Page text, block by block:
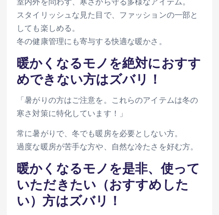
スタイリッシュな見た目で、ファッションの一部と
しても楽しめる。
冬の健康管理にも寄与する快適な暖かさ。
暖かくなるモノを絶対におすす
めできない方はズバリ！
「暑がりの方はご注意を。これらのアイテムは冬の
寒さ対策に特化しています！」
常に暑がりで、冬でも暖房を必要としない方。
過度な暖房が苦手な方や、自然な冷たさを好む方。
暖かくなるモノを是非、使って
いただきたい（おすすめした
い）方はズバリ！